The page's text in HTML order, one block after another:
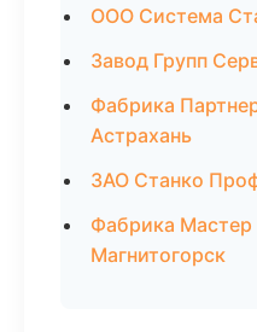
ООО Система
Завод Групп
Фабрика
Астрахань
ЗАО Станко
Фабрика
Магнитогорск